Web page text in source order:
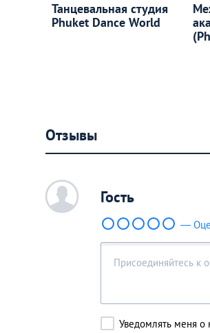
Танцевальная студия
Phuket Dance World
Отзывы
c Гость
—
Уведомлять меня